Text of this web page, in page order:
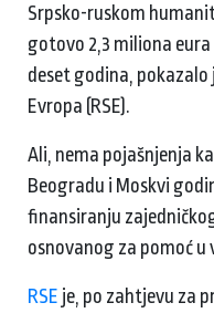
Srpsko-ruskom
gotovo 2,3 miliona
deset godina,
Evropa (RSE).
Ali, nema pojašnjenja
Beogradu i Moskvi
finansiranju
osnovanog za pomoć
RSE je, po zahtjevu za